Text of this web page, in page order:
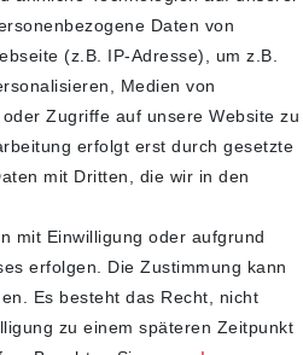
neu eingetroffenen
an
Daten von
(z.B. IP-Adresse), um z.B.
Medien von
Zugriffe auf unsere Website zu
erfolgt erst durch gesetzte
mit Dritten, die wir in den
mit Einwilligung oder aufgrund
erfolgen. Die Zustimmung kann
Es besteht das Recht, nicht
zu einem späteren Zeitpunkt